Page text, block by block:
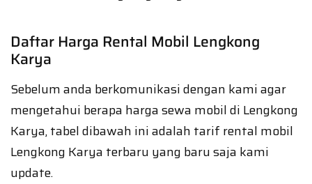
Daftar Harga Rental Mobil Lengkong
Karya
Sebelum anda berkomunikasi dengan kami agar
mengetahui berapa harga sewa mobil di Lengkong
Karya, tabel dibawah ini adalah tarif rental mobil
Lengkong Karya terbaru yang baru saja kami
update.